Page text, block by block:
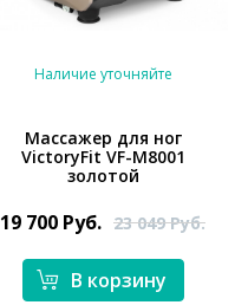
*}
Наличие уточняйте
Массажер для ног
VictoryFit VF-M8001
золотой
19 700 Руб. 23 049Руб.
В корзину